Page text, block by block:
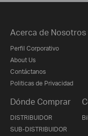
Acerca de Nosotros
Perfil Corporativo
About Us
Contáctanos
Politicas de Privacidad
Dónde Comprar
DISTRIBUIDOR
SUB-DISTRIBUIDOR